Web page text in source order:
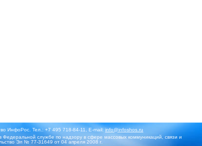
ИнфоРос. Тел.: +7 495 718-84-11, E-mail:info@infoshos.ru
службе по надзору в сфере массовых коммуникаций, связи и
Эл № 77-31649 от 04 апреля 2008 г.